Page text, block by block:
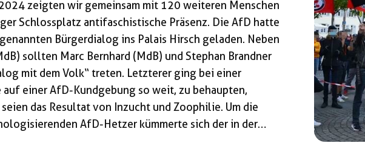
zeigten wir gemeinsam mit 120 weiteren Menschen
Schlossplatz antifaschistische Präsenz. Die AfD hatte
Bürgerdialog ins Palais Hirsch geladen. Neben
sollten Marc Bernhard (MdB) und Stephan Brandner
mit dem Volk“ treten. Letzterer ging bei einer
einer AfD-Kundgebung so weit, zu behaupten,
das Resultat von Inzucht und Zoophilie. Um die
AfD-Hetzer kümmerte sich der in der